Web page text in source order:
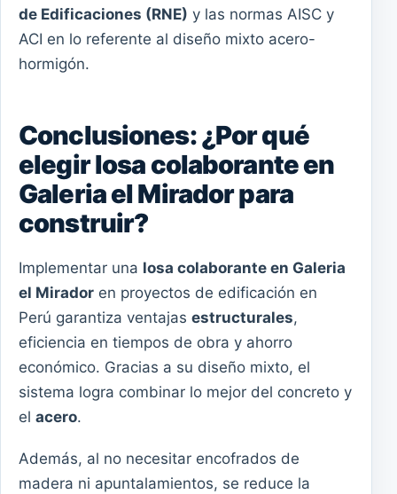
de Edificaciones (RNE) y las normas AISC y
ACI en lo referente al diseño mixto acero-
hormigón.
Conclusiones: ¿Por qué
elegir losa colaborante en
Galeria el Mirador para
construir?
Implementar una losa colaborante en Galeria
el Mirador en proyectos de edificación en
Perú garantiza ventajas estructurales,
eficiencia en tiempos de obra y ahorro
económico. Gracias a su diseño mixto, el
sistema logra combinar lo mejor del concreto y
el acero.
Además, al no necesitar encofrados de
madera ni apuntalamientos, se reduce la